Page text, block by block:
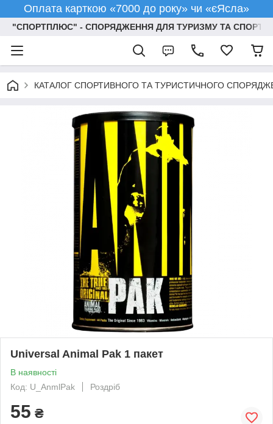
Оплата карткою «7000 до року» чи «єЯсла»
"СПОРТПЛЮС" - СПОРЯДЖЕННЯ ДЛЯ ТУРИЗМУ ТА СПОРТУ
КАТАЛОГ СПОРТИВНОГО ТА ТУРИСТИЧНОГО
Universal Animal Pak 1 пакет
В наявності
Код: U_AnmlPak
Роздріб
55 ₴